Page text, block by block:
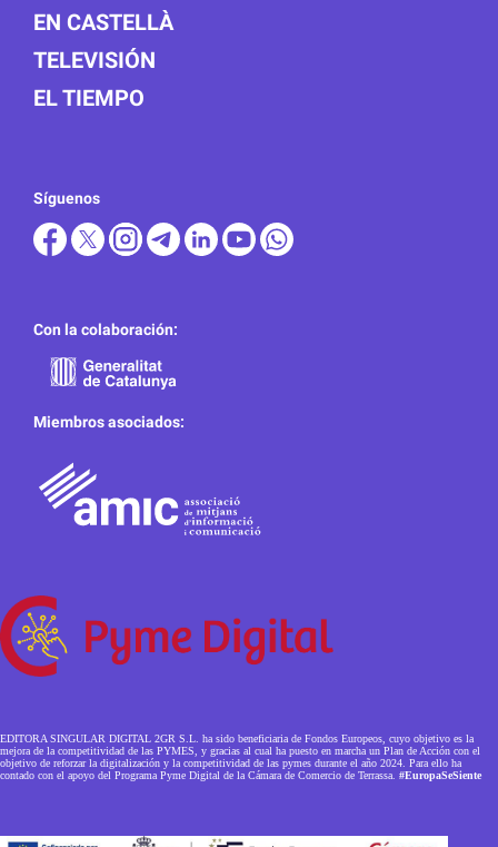
EN CASTELLÀ
TELEVISIÓN
EL TIEMPO
Síguenos
Con la colaboración:
Miembros asociados:
EDITORA SINGULAR DIGITAL 2GR S.L. ha sido beneficiaria de Fondos Europeos, cuyo objetivo es la
mejora de la competitividad de las PYMES, y gracias al cual ha puesto en marcha un Plan de Acción con el
objetivo de reforzar la digitalización y la competitividad de las pymes durante el año 2024. Para ello ha
contado con el apoyo del Programa Pyme Digital de la Cámara de Comercio de Terrassa. #EuropaSeSiente